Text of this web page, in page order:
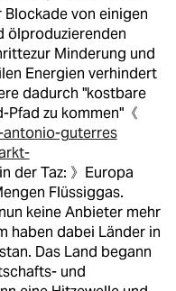
von einigen
ölproduzierenden
Minderung und
Energien verhindert
dadurch "kostbare
Pfad zu kommen"《
antonio-guterres
der Taz: 》Europa
Flüssiggas.
keine Anbieter mehr
haben dabei Länder in
Das Land begann
und